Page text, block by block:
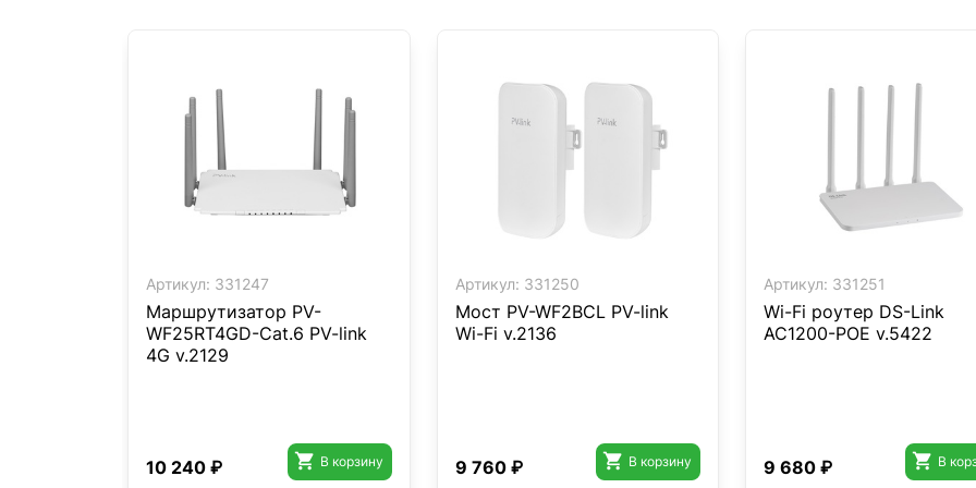
Артикул: 331247
Маршрутизатор PV-
WF25RT4GD-Cat.6 PV-link
4G v.2129
10 240 ₽  В корзину
Артикул: 331250
Мост PV-WF2BCL PV-link
Wi-Fi v.2136
9 760 ₽  В корзину
Артикул: 331251
Wi-Fi роутер DS-Link
AC1200-POE v.5422
9 680 ₽  В